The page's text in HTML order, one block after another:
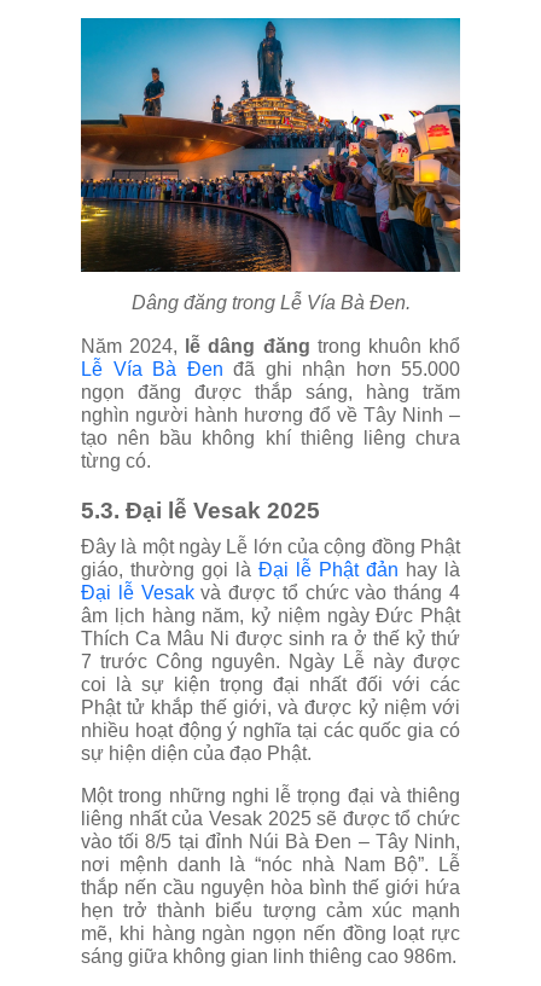
Dâng đăng trong Lễ Vía Bà Đen.
Năm 2024, lễ dâng đăng trong khuôn khổ
Lễ Vía Bà Đen đã ghi nhận hơn 55.000
ngọn đăng được thắp sáng, hàng trăm
nghìn người hành hương đổ về Tây Ninh –
tạo nên bầu không khí thiêng liêng chưa
từng có.
5.3. Đại lễ Vesak 2025
Đây là một ngày Lễ lớn của cộng đồng Phật
giáo, thường gọi là Đại lễ Phật đản hay là
Đại lễ Vesakvà được tổ chức vào tháng 4
âm lịch hàng năm, kỷ niệm ngày Đức Phật
Thích Ca Mâu Ni được sinh ra ở thế kỷ thứ
7 trước Công nguyên. Ngày Lễ này được
coi là sự kiện trọng đại nhất đối với các
Phật tử khắp thế giới, và được kỷ niệm với
nhiều hoạt động ý nghĩa tại các quốc gia có
sự hiện diện của đạo Phật.
Một trong những nghi lễ trọng đại và thiêng
liêng nhất của Vesak 2025 sẽ được tổ chức
vào tối 8/5 tại đỉnh Núi Bà Đen – Tây Ninh,
nơi mệnh danh là “nóc nhà Nam Bộ”. Lễ
thắp nến cầu nguyện hòa bình thế giới hứa
hẹn trở thành biểu tượng cảm xúc mạnh
mẽ, khi hàng ngàn ngọn nến đồng loạt rực
sáng giữa không gian linh thiêng cao 986m.